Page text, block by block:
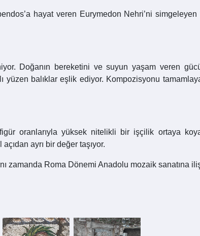
hayat veren Eurymedon Nehri’ni simgeleyen
Doğanın bereketini ve suyun yaşam veren
balıklar eşlik ediyor. Kompozisyonu
oranlarıyla yüksek nitelikli bir işçilik ortaya
ayrı bir değer taşıyor.
zamanda Roma Dönemi Anadolu mozaik sanatına